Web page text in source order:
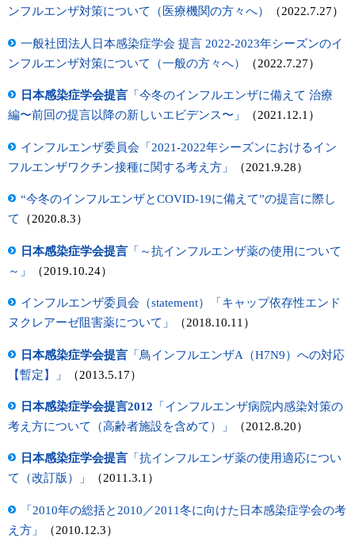
ンフルエンザ対策について（医療機関の方々へ）
（2022.7.27）
一般社団法人日本感染症学会 提言 2022-2023年シーズンのイ
ンフルエンザ対策について（一般の方々へ）
（2022.7.27）
日本感染症学会提言 「今冬のインフルエンザに備えて 治療
編〜前回の提言以降の新しいエビデンス〜」
（2021.12.1）
インフルエンザ委員会「2021-2022年シーズンにおけるイン
フルエンザワクチン接種に関する考え方」
（2021.9.28）
“今冬のインフルエンザとCOVID-19に備えて”の提言に際し
て
（2020.8.3）
日本感染症学会提言 「～抗インフルエンザ薬の使用について
～」
（2019.10.24）
インフルエンザ委員会（statement）「キャップ依存性エンド
ヌクレアーゼ阻害薬について」
（2018.10.11）
日本感染症学会提言 「鳥インフルエンザA（H7N9）への対応
【暫定】」
（2013.5.17）
日本感染症学会提言2012 「インフルエンザ病院内感染対策の
考え方について（高齢者施設を含めて）」
（2012.8.20）
日本感染症学会提言 「抗インフルエンザ薬の使用適応につい
て（改訂版）」
（2011.3.1）
「2010年の総括と2010／2011冬に向けた日本感染症学会の考
え方」
（2010.12.3）